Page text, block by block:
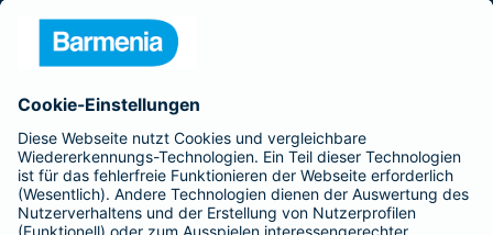
Barmenia ist Teil der BarmeniaGothaer
BELIEBTE SEITEN
Kranken-Zusatzversicherung
Tierversicherungen